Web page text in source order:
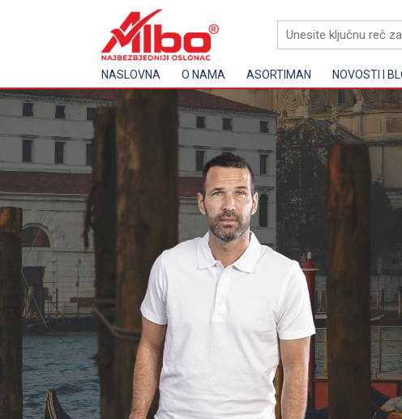
NASLOVNA O NAMA ASORTIMAN NOVOSTI I
Lična zaštitna